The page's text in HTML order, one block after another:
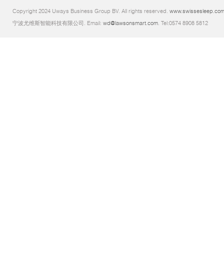
Copyright 2024 Uways Business Group BV. All rights reserved.
宁波尤维斯智能科技有限公司. Email: wd@lawsonsmart.com. Tel:0574 8908 5812